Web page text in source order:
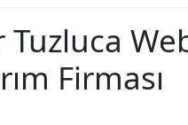
Tuzluca
Firması